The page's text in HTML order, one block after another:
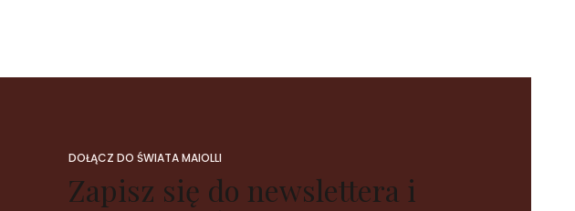
DOŁĄCZ DO ŚWIATA MAIOLLI
Zapisz się do newslettera i